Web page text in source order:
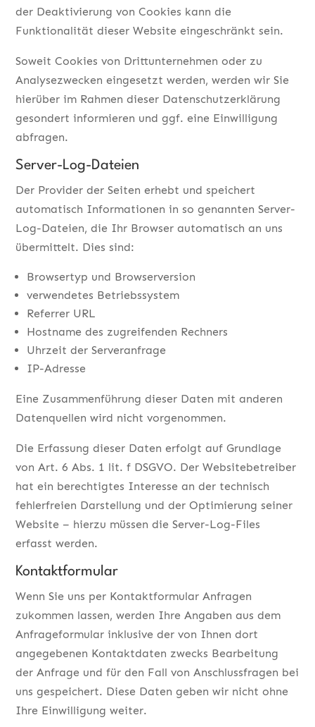
der Deaktivierung von Cookies kann die
Funktionalität dieser Website eingeschränkt sein.
Soweit Cookies von Drittunternehmen oder zu
Analysezwecken eingesetzt werden, werden wir Sie
hierüber im Rahmen dieser Datenschutzerklärung
gesondert informieren und ggf. eine Einwilligung
abfragen.
Server-Log-Dateien
Der Provider der Seiten erhebt und speichert
automatisch Informationen in so genannten Server-
Log-Dateien, die Ihr Browser automatisch an uns
übermittelt. Dies sind:
Browsertyp und Browserversion
verwendetes Betriebssystem
Referrer URL
Hostname des zugreifenden Rechners
Uhrzeit der Serveranfrage
IP-Adresse
Eine Zusammenführung dieser Daten mit anderen
Datenquellen wird nicht vorgenommen.
Die Erfassung dieser Daten erfolgt auf Grundlage
von Art. 6 Abs. 1 lit. f DSGVO. Der Websitebetreiber
hat ein berechtigtes Interesse an der technisch
fehlerfreien Darstellung und der Optimierung seiner
Website – hierzu müssen die Server-Log-Files
erfasst werden.
Kontaktformular
Wenn Sie uns per Kontaktformular Anfragen
zukommen lassen, werden Ihre Angaben aus dem
Anfrageformular inklusive der von Ihnen dort
angegebenen Kontaktdaten zwecks Bearbeitung
der Anfrage und für den Fall von Anschlussfragen bei
uns gespeichert. Diese Daten geben wir nicht ohne
Ihre Einwilligung weiter.